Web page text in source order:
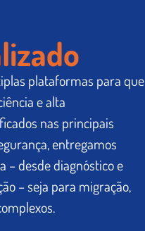
plataformas para que
e alta
nas principais
entregamos
– desde diagnóstico e
– seja para migração,